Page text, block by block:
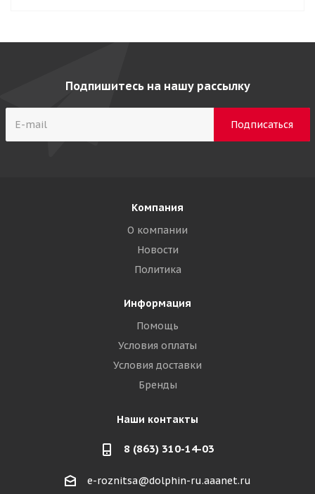
Подпишитесь на нашу рассылку
Компания
О компании
Новости
Политика
Информация
Помощь
Условия оплаты
Условия доставки
Бренды
Наши контакты
8 (863) 310-14-03
e-roznitsa@dolphin-ru.aaanet.ru